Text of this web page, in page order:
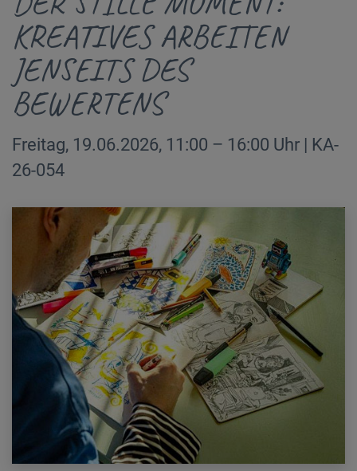
KREATIVES ARBEITEN
JENSEITS DES
BEWERTENS
Freitag, 19.06.2026, 11:00 – 16:00 Uhr | KA-
26-054